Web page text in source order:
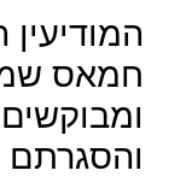
חמאס
והסגרתם